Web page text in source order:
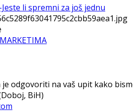
Jeste li spremni za još jednu
odgovoriti na vaš upit kako
BiH)